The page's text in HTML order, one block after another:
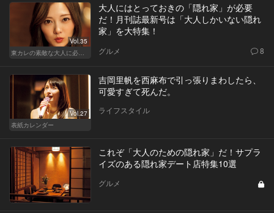
Vol.35
大人にはとっておきの「隠れ家」が必要
だ！月刊誌最新号は「大人しかいない隠れ
家」を大特集！
グルメ 8
Vol.27
表紙カレンダー
吉岡里帆を西麻布で引っ張りまわしたら、
可愛すぎて死んだ。
ライフスタイル
これぞ「大人のための隠れ家」だ！サプラ
イズのある隠れ家デート店特集10選
グルメ